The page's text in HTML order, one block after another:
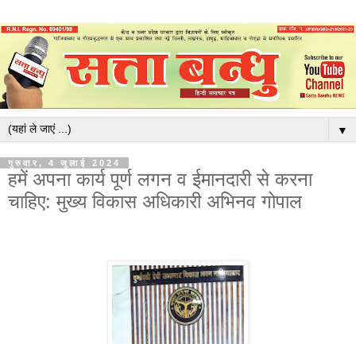
▼
गुरुवार, 4 जुलाई 2024
हमें अपना कार्य पूर्ण लगन व ईमानदारी से करना
चाहिए: मुख्य विकास अधिकारी अभिनव गोपाल